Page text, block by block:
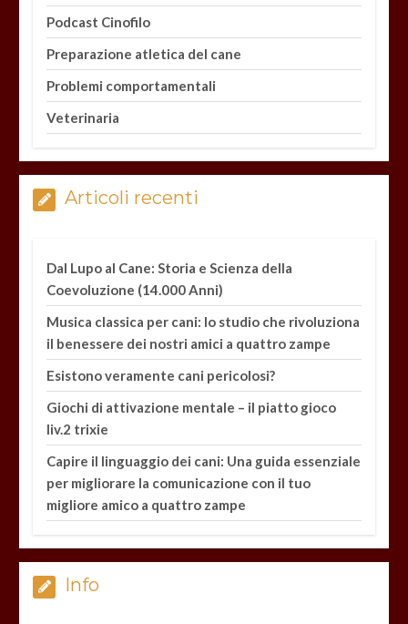
Podcast Cinofilo
Preparazione atletica del cane
Problemi comportamentali
Veterinaria
Articoli recenti
Dal Lupo al Cane: Storia e Scienza della
Coevoluzione (14.000 Anni)
Musica classica per cani: lo studio che rivoluziona
il benessere dei nostri amici a quattro zampe
Esistono veramente cani pericolosi?
Giochi di attivazione mentale – il piatto gioco
liv.2 trixie
Capire il linguaggio dei cani: Una guida essenziale
per migliorare la comunicazione con il tuo
migliore amico a quattro zampe
Info